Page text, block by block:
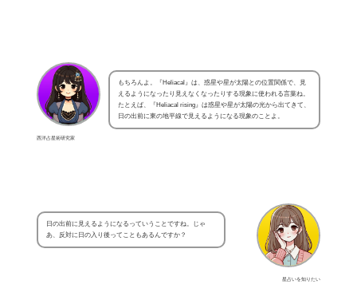
西洋占星術研究家
もちろんよ。『Heliacal』は、惑星や星が太陽との位置関係で、見
えるようになったり見えなくなったりする現象に使われる言葉ね。
たとえば、『Heliacal rising』は惑星や星が太陽の光から出てきて、
日の出前に東の地平線で見えるようになる現象のことよ。
星占いを知りたい
日の出前に見えるようになるっていうことですね。じゃ
あ、反対に日の入り後ってこともあるんですか？